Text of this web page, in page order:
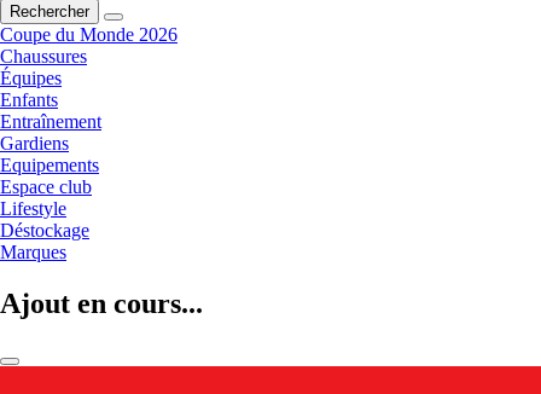
Rechercher
Coupe du Monde 2026
Chaussures
Équipes
Enfants
Entraînement
Gardiens
Equipements
Espace club
Lifestyle
Déstockage
Marques
Ajout en cours...